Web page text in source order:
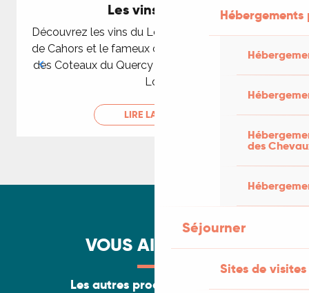
des
Séjourner
Sites de visites
Les vins du Lot
Découvrez les vins du Lot, du plus célèbre, le vin
de Cahors et le fameux cépage Malbec, aux vins
des Coteaux du Quercy et les vins des Côtes du
Lot.
LIRE LA SUITE
VOUS AIMEREZ...
Les autres produits du terroir